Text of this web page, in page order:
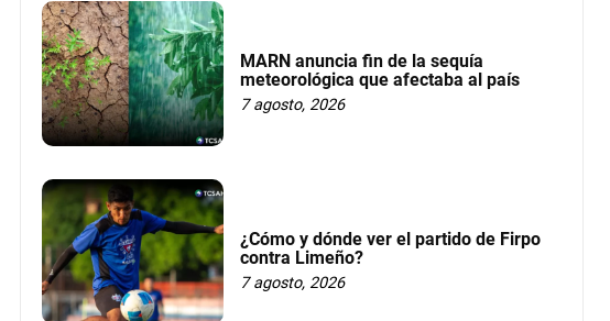
MARN anuncia fin de la sequía
meteorológica que afectaba al país
7 agosto, 2026
¿Cómo y dónde ver el partido de Firpo
contra Limeño?
7 agosto, 2026